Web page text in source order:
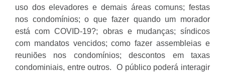
uso dos elevadores e demais áreas comuns; festas
nos condomínios; o que fazer quando um morador
está com COVID-19?; obras e mudanças; síndicos
com mandatos vencidos; como fazer assembleias e
reuniões nos condomínios; descontos em taxas
condominiais, entre outros. O público poderá interagir